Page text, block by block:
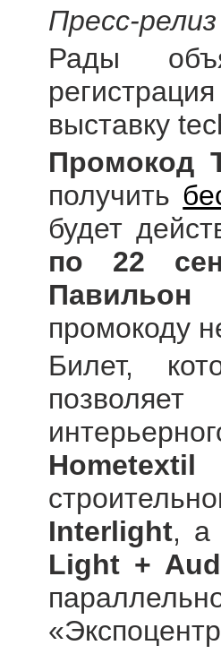
Пресс-релиз
Рады
выставку
Промокод
получить
будет
по 22
Павильон
промокоду
Билет,
Interlight, а
Light +